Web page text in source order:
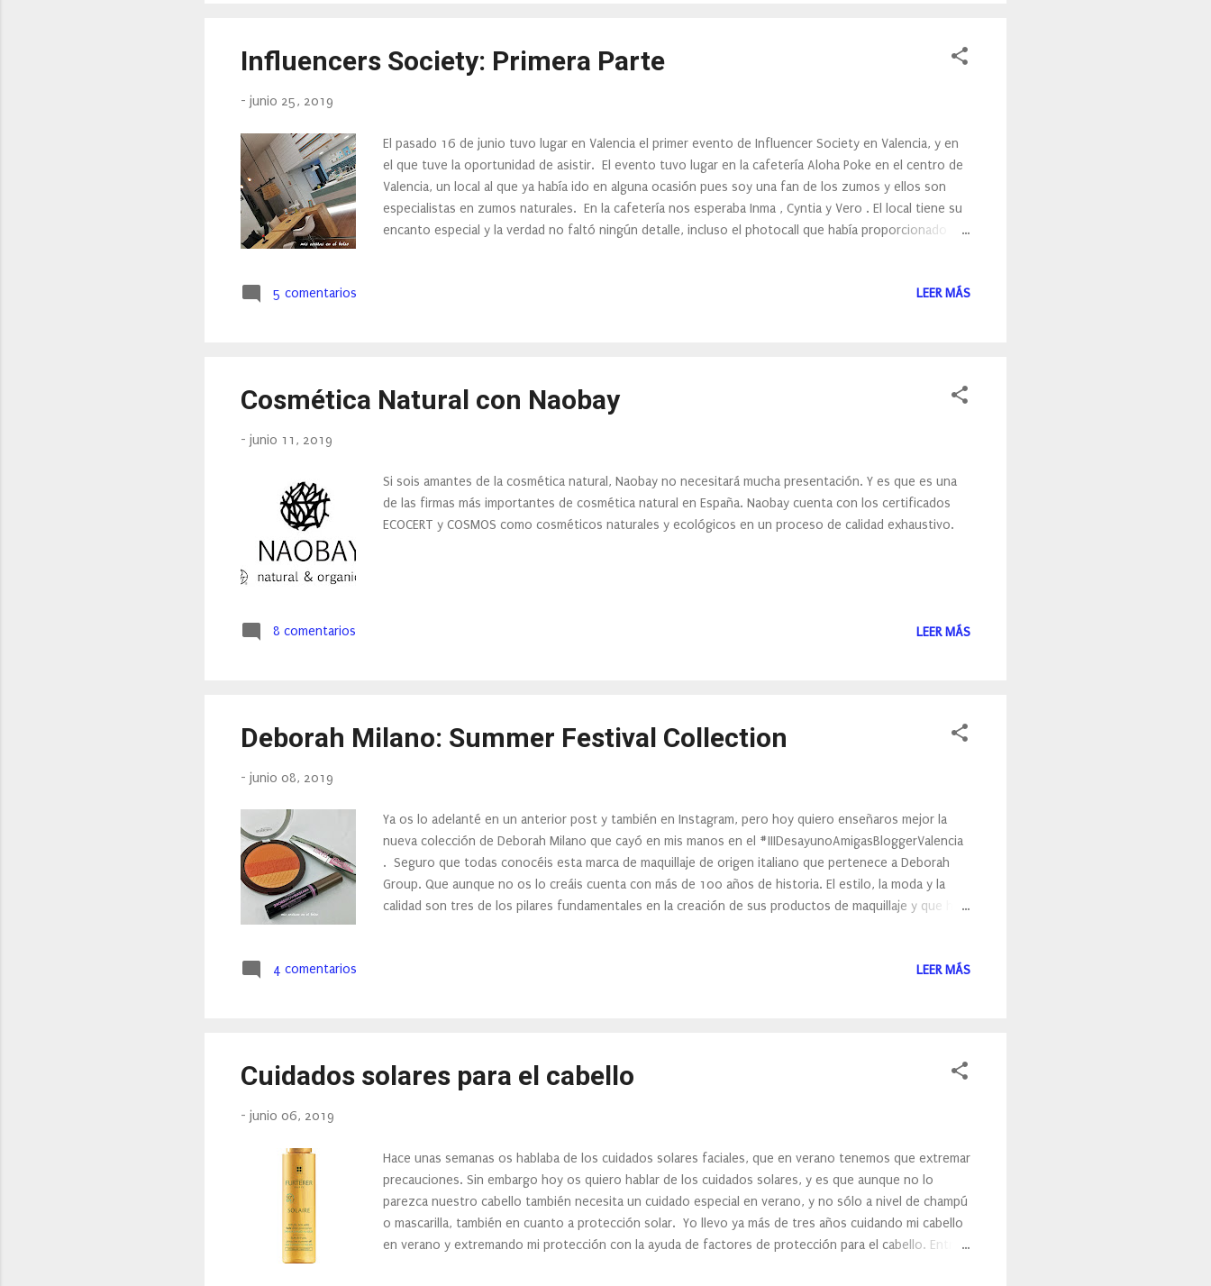
Influencers Society: Primera Parte
- junio 25, 2019
El pasado 16 de junio tuvo lugar en Valencia el primer evento de Influencer Society en Valencia, y en
el que tuve la oportunidad de asistir. El evento tuvo lugar en la cafetería Aloha Poke en el centro de
Valencia, un local al que ya había ido en alguna ocasión pues soy una fan de los zumos y ellos son
especialistas en zumos naturales. En la cafetería nos esperaba Inma , Cyntia y Vero . El local tiene su
encanto especial y la verdad no faltó ningún detalle, incluso el photocall que había proporcionado
tres de ellas, de las que os iré contando. Entre las empresas asistentes se encontraban empresas
5 comentarios LEER MÁS
Cosmética Natural con Naobay
- junio 11, 2019
Si sois amantes de la cosmética natural, Naobay no necesitará mucha presentación. Y es que es una
de las firmas más importantes de cosmética natural en España. Naobay cuenta con los certificados
ECOCERT y COSMOS como cosméticos naturales y ecológicos en un proceso de calidad exhaustivo.
8 comentarios LEER MÁS
Deborah Milano: Summer Festival Collection
- junio 08, 2019
Ya os lo adelanté en un anterior post y también en Instagram, pero hoy quiero enseñaros mejor la
nueva colección de Deborah Milano que cayó en mis manos en el #IIIDesayunoAmigasBloggerValencia
. Seguro que todas conocéis esta marca de maquillaje de origen italiano que pertenece a Deborah
Group. Que aunque no os lo creáis cuenta con más de 100 años de historia. El estilo, la moda y la
calidad son tres de los pilares fundamentales en la creación de sus productos de maquillaje y que ha
4 comentarios
LEER MÁS
Cuidados solares para el cabello
- junio 06, 2019
Hace unas semanas os hablaba de los cuidados solares faciales, que en verano tenemos que extremar
precauciones. Sin embargo hoy os quiero hablar de los cuidados solares, y es que aunque no lo
parezca nuestro cabello también necesita un cuidado especial en verano, y no sólo a nivel de champú
o mascarilla, también en cuanto a protección solar. Yo llevo ya más de tres años cuidando mi cabello
en verano y extremando mi protección con la ayuda de factores de protección para el cabello. Entre